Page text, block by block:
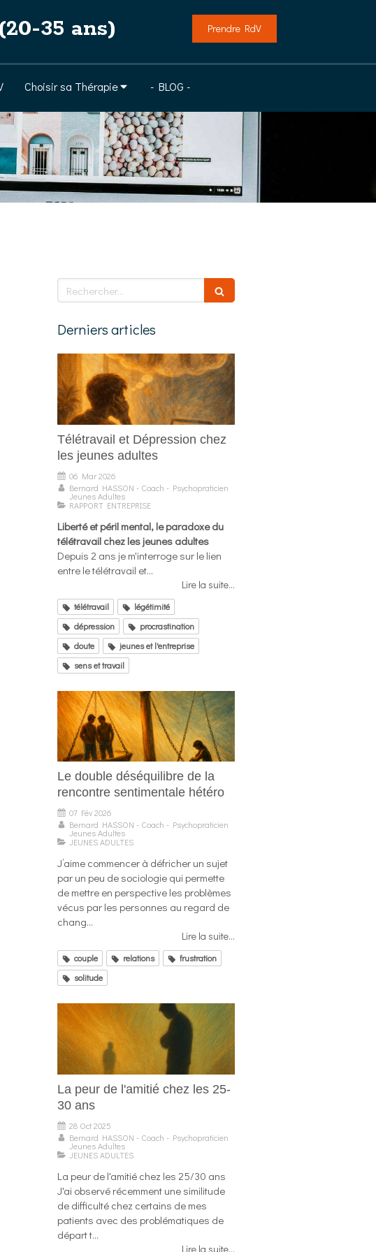
35 ans) Prendre RdV
Choisir sa Thérapie - BLOG -
Rechercher
Derniers articles
Télétravail et Dépression chez
les jeunes adultes
06 Mar 2026
Bernard HASSON - Coach - Psychopraticien
Jeunes Adultes
RAPPORT ENTREPRISE
Liberté et péril mental, le paradoxe du
télétravail chez les jeunes adultes
Depuis 2 ans je m'interroge sur le lien
entre le télétravail et...
Lire la suite...
télétravail
légétimité
dépression
procrastination
doute
jeunes et l'entreprise
sens et travail
Le double déséquilibre de la
rencontre sentimentale hétéro
07 Fév 2026
Bernard HASSON - Coach - Psychopraticien
Jeunes Adultes
JEUNES ADULTES
J’aime commencer à défricher un sujet
par un peu de sociologie qui permette
de mettre en perspective les problèmes
vécus par les personnes au regard de
chang...
Lire la suite...
couple relations
frustration
solitude
La peur de l'amitié chez les 25-
30 ans
28 Oct 2025
Bernard HASSON - Coach - Psychopraticien
Jeunes Adultes
JEUNES ADULTES
​La peur de l'amitié chez les 25/30 ans
J'ai observé récemment une similitude
de difficulté chez certains de mes
patients avec des problématiques de
départ t...
Lire la suite...